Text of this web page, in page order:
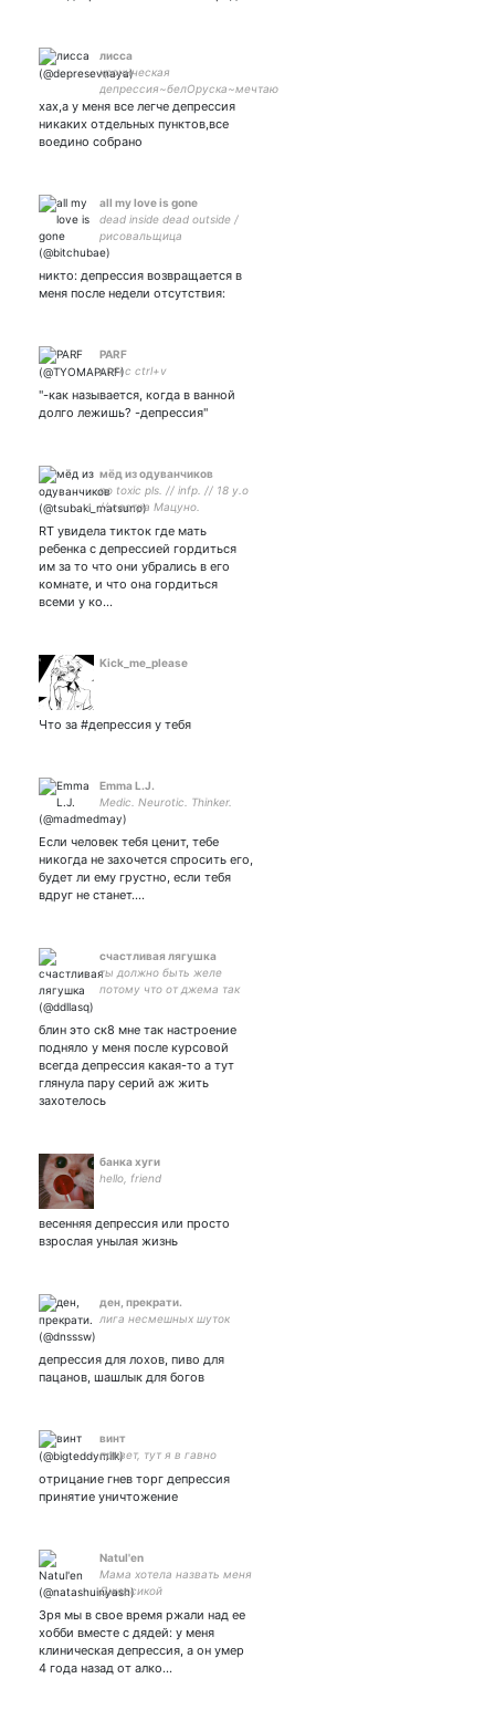
лисса
хроническая
депрессия~белОруска~мечтаю
съебаться отсюда~ #взаимная
#взаимная
хах,а у меня все легче депрессия
никаких отдельных пунктов,все
воедино собрано
all my love is gone
dead inside dead outside /
рисовальщица
(прикидывается) ↬
никто: депрессия возвращается в
меня после недели отсутствия:
PARF
ctrl+c ctrl+v
"-как называется, когда в ванной
долго лежишь? -депрессия"
мёд из одуванчиков
no toxic pls. // infp. // 18 y.o
// сестра Мацуно.
RT увидела тикток где мать
ребенка с депрессией гордиться
им за то что они убрались в его
комнате, и что она гордиться
всеми у ко…
Kick_me_please
Что за #депрессия у тебя
Emma L.J.
Medic. Neurotic. Thinker.
Если человек тебя ценит, тебе
никогда не захочется спросить его,
будет ли ему грустно, если тебя
вдруг не станет.…
счастливая лягушка
ты должно быть желе
потому что от джема так
блин это ск8 мне так настроение
подняло у меня после курсовой
всегда депрессия какая-то а тут
глянула пару серий аж жить
захотелось
банка хуги
hello, friend
весенняя депрессия или просто
взрослая унылая жизнь
ден, прекрати.
лига несмешных шуток
депрессия для лохов, пиво для
пацанов, шашлык для богов
винт
привет, тут я в гавно
отрицание гнев торг депрессия
принятие уничтожение
Natul'en
Мама хотела назвать меня
Джессикой
Зря мы в свое время ржали над ее
хобби вместе с дядей: у меня
клиническая депрессия, а он умер
4 года назад от алко…